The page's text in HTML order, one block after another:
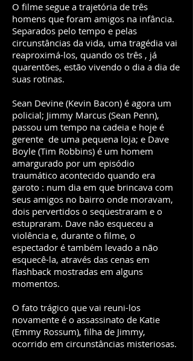
O filme segue a trajetória de três
homens que foram amigos na infância.
Separados pelo tempo e pelas
circunstâncias da vida, uma tragédia vai
reaproximá-los, quando os três , já
quarentões, estão vivendo o dia a dia de
suas rotinas.
Sean Devine (Kevin Bacon) é agora um
policial; Jimmy Marcus (Sean Penn),
passou um tempo na cadeia e hoje é
gerente de uma pequena loja; e Dave
Boyle (Tim Robbins) é um homem
amargurado por um episódio
traumático acontecido quando era
garoto : num dia em que brincava com
seus amigos no bairro onde moravam,
dois pervertidos o seqüestraram e o
estupraram. Dave não esqueceu a
violência e, durante o filme, o
espectador é também levado a não
esquecê-la, através das cenas em
flashback mostradas em alguns
momentos.
O fato trágico que vai reuni-los
novamente é o assassinato de Katie
(Emmy Rossum), filha de Jimmy,
ocorrido em circunstâncias misteriosas.